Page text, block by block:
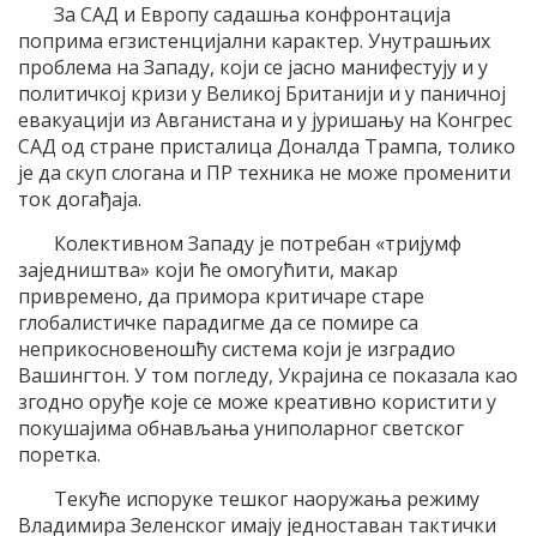
За САД и Европу садашња конфронтација
поприма егзистенцијални карактер. Унутрашњих
проблема на Западу, који се јасно манифестују и у
политичкој кризи у Великој Британији и у паничној
евакуацији из Авганистана и у јуришању на Конгрес
САД од стране присталица Доналда Трампа, толико
је да скуп слогана и ПР техника не може променити
ток догађаја.
Колективном Западу је потребан «тријумф
заједништва» који ће омогућити, макар
привремено, да примора критичаре старе
глобалистичке парадигме да се помире са
неприкосновеношћу система који је изградио
Вашингтон. У том погледу, Украјина се показала као
згодно оруђе које се може креативно користити у
покушајима обнављања униполарног светског
поретка.
Текуће испоруке тешког наоружања режиму
Владимира Зеленског имају једноставан тактички